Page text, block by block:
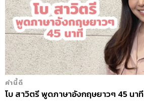
คำนี้ดี
โบ สาวิตรี พูดภาษาอังกฤษยาวๆ 45 นาที